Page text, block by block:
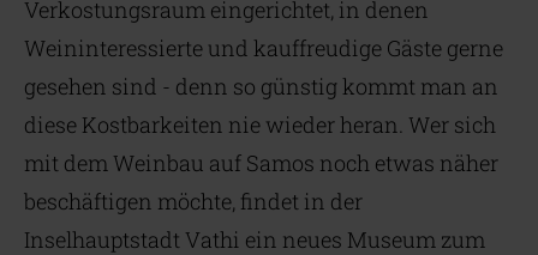
Verkostungsraum eingerichtet, in denen
Weininteressierte und kauffreudige Gäste gerne
gesehen sind - denn so günstig kommt man an
diese Kostbarkeiten nie wieder heran. Wer sich
mit dem Weinbau auf Samos noch etwas näher
beschäftigen möchte, findet in der
Inselhauptstadt Vathi ein neues Museum zum